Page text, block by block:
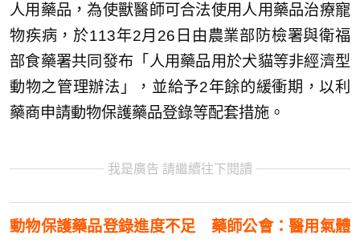
人用藥品，為使獸醫師可合法使用人用藥品治療寵
物疾病，於113年2月26日由農業部防檢署與衛福
部食藥署共同發布「人用藥品用於犬貓等非經濟型
動物之管理辦法」，並給予2年餘的緩衝期，以利
藥商申請動物保護藥品登錄等配套措施。
我是廣告 請繼續往下閱讀
動物保護藥品登錄進度不足 藥師公會：醫用氣體